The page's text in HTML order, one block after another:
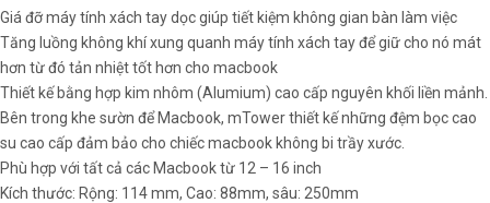
Giá đỡ máy tính xách tay dọc giúp tiết kiệm không gian bàn làm việc
Tăng luồng không khí xung quanh máy tính xách tay để giữ cho nó mát
hơn từ đó tản nhiệt tốt hơn cho macbook
Thiết kế bằng hợp kim nhôm (Alumium) cao cấp nguyên khối liền mảnh.
Bên trong khe sườn để Macbook, mTower thiết kế những đệm bọc cao
su cao cấp đảm bảo cho chiếc macbook không bi trầy xước.
Phù hợp với tất cả các Macbook từ 12 – 16 inch
Kích thước: Rộng: 114 mm, Cao: 88mm, sâu: 250mm